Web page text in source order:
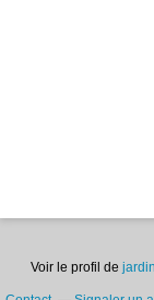
Voir le profil de